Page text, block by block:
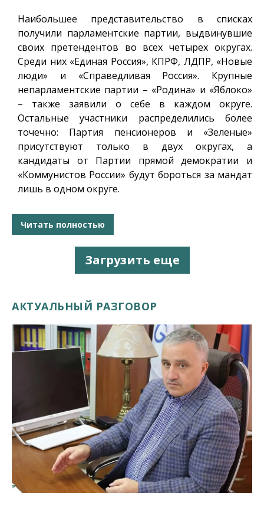
Наибольшее представительство в списках
получили парламентские партии, выдвинувшие
своих претендентов во всех четырех округах.
Среди них «Единая Россия», КПРФ, ЛДПР, «Новые
люди» и «Справедливая Россия». Крупные
непарламентские партии – «Родина» и «Яблоко»
– также заявили о себе в каждом округе.
Остальные участники распределились более
точечно: Партия пенсионеров и «Зеленые»
присутствуют только в двух округах, а
кандидаты от Партии прямой демократии и
«Коммунистов России» будут бороться за мандат
лишь в одном округе.
Читать полностью
Загрузить еще
АКТУАЛЬНЫЙ РАЗГОВОР